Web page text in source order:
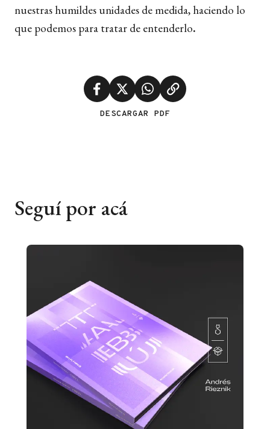
nuestras humildes unidades de medida, haciendo lo
que podemos para tratar de entenderlo.
DESCARGAR PDF
Seguí por acá